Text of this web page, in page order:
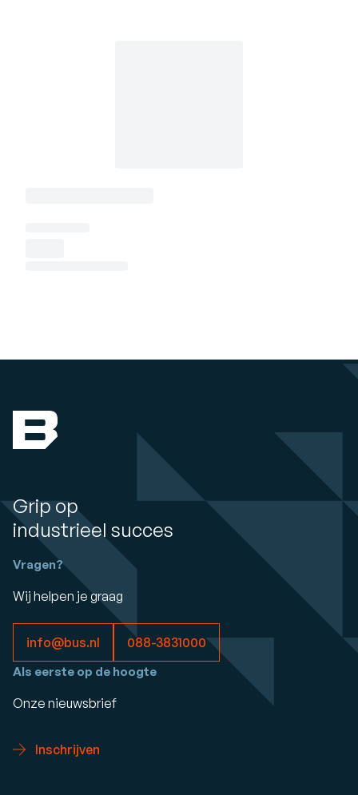
Grip op
industrieel succes
Vragen?
Wij helpen je graag
info@bus.nl 088-3831000
Als eerste op de hoogte
Onze nieuwsbrief
Inschrijven